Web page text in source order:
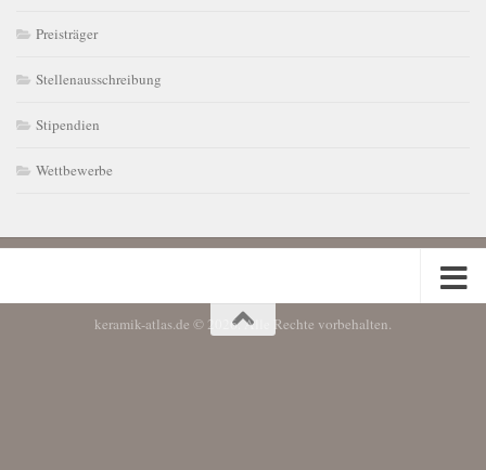
Preisträger
Stellenausschreibung
Stipendien
Wettbewerbe
keramik-atlas.de © 2026. Alle Rechte vorbehalten.